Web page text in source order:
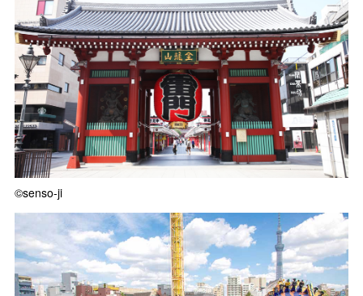
©senso-ji